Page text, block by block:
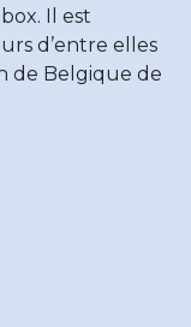
Il est
d’entre elles
de Belgique de